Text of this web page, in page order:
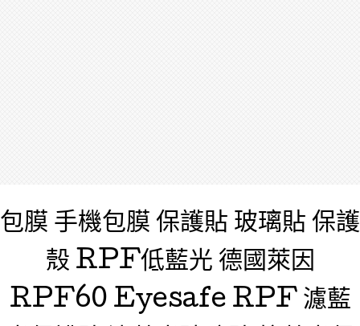
包膜 手機包膜 保護貼 玻璃貼 保護
殼 RPF低藍光 德國萊因
RPF60 Eyesafe RPF 濾藍